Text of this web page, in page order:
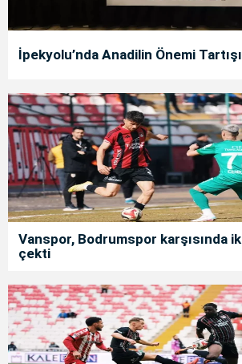
İpekyolu’nda Anadilin Önemi
Vanspor, Bodrumspor karşısında
çekti